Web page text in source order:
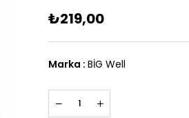
₺219,00
Marka : BİG Well